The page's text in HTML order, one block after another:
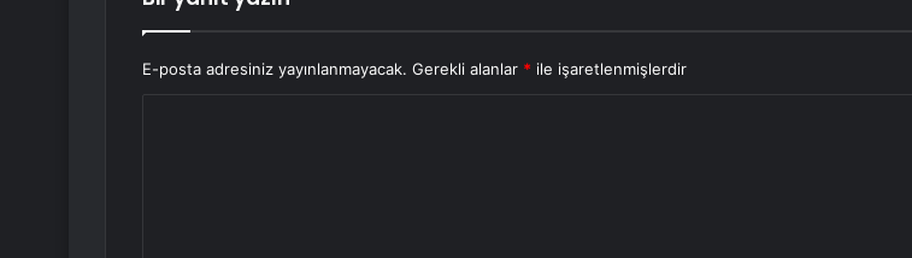
E-posta adresiniz yayınlanmayacak. Gerekli alanlar * ile işaretlenmişlerdir